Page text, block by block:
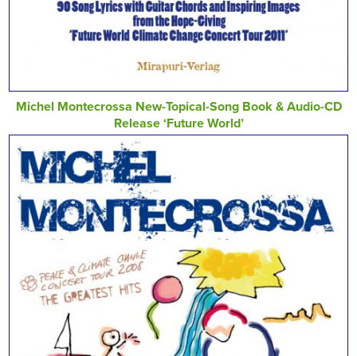
Michel Montecrossa New-Topical-Song Book & Audio-CD
Release ‘Future World’